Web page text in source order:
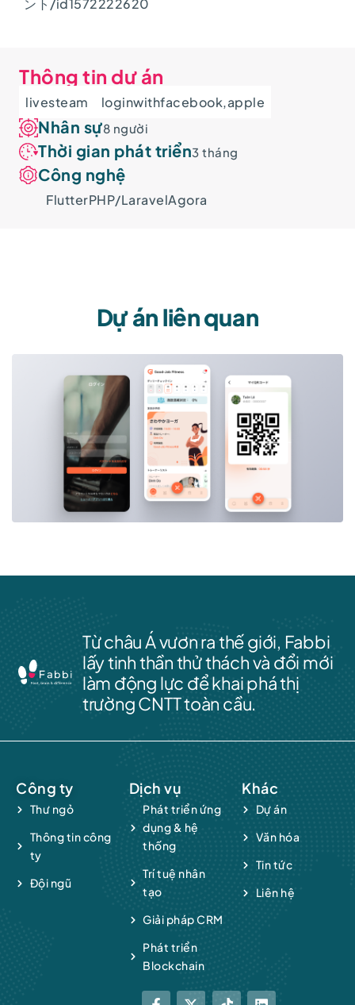
ント/id1572222620
Thông tin dự án
livesteam loginwithfacebook,apple
Nhân sự8 người
Thời gian phát triển3 tháng
Công nghệ
FlutterPHP/LaravelAgora
Dự án liên quan
Từ châu Á vươn ra thế giới, Fabbi
lấy tinh thần thử thách và đổi mới
làm động lực để khai phá thị
trường CNTT toàn cầu.
Công ty
Thư ngỏ
Thông tin công
ty
Đội ngũ
Dịch vụ
Phát triển ứng
dụng & hệ
thống
Trí tuệ nhân
tạo
Giải pháp CRM
Phát triển
Blockchain
Khác
Dự án
Văn hóa
Tin tức
Liên hệ